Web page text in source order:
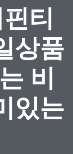
티
상품
비
있는